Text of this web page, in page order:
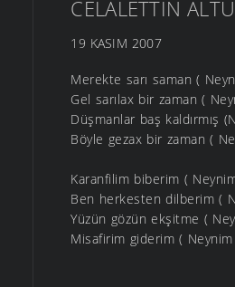
CELALETTIN
19 KASIM 2007
Merekte sarı saman (
Gel sarılax bir zaman (
Düşmanlar baş kaldırmış
Böyle gezax bir zaman (
Karanfilim biberim (
Ben herkesten dilberim (
Yüzün gözün ekşitme (
Misafirim giderim (